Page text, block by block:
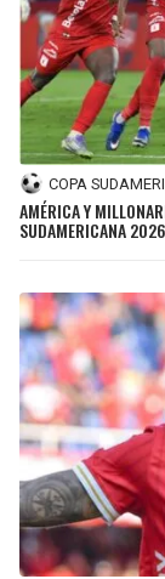
COPA
AMÉRICA Y
SUDAMERICANA 2026